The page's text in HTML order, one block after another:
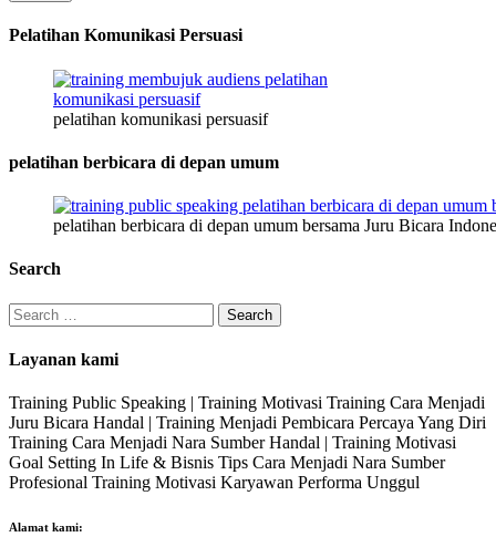
Pelatihan Komunikasi Persuasi
pelatihan komunikasi persuasif
pelatihan berbicara di depan umum
pelatihan berbicara di depan umum bersama Juru Bicara
Search
Search
for:
Layanan kami
Training Public Speaking | Training Motivasi Training Cara Menjadi
Juru Bicara Handal | Training Menjadi Pembicara Percaya Yang Diri
Training Cara Menjadi Nara Sumber Handal | Training Motivasi
Goal Setting In Life & Bisnis Tips Cara Menjadi Nara Sumber
Profesional Training Motivasi Karyawan Performa Unggul
Alamat kami: